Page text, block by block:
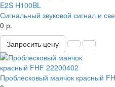
Сигнальный звуковой сигнал и
0 р.
Запросить цену
Проблесковый маячок красный